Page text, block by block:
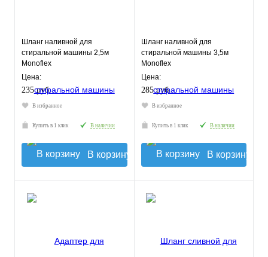
Шланг наливной для
стиральной машины 2,5м
Monoflex
Цена:
235 руб.
В избранное
Купить в 1 клик В наличии
В корзину
Шланг наливной для
стиральной машины 3,5м
Monoflex
Цена:
285 руб.
В избранное
Купить в 1 клик В наличии
В корзину